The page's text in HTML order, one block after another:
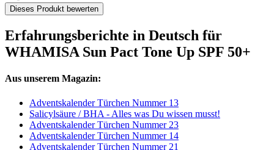
Dieses Produkt bewerten
Erfahrungsberichte in Deutsch für
WHAMISA Sun Pact Tone Up SPF 50+
Aus unserem Magazin:
Adventskalender Türchen Nummer 13
Salicylsäure / BHA - Alles was Du wissen musst!
Adventskalender Türchen Nummer 23
Adventskalender Türchen Nummer 14
Adventskalender Türchen Nummer 21